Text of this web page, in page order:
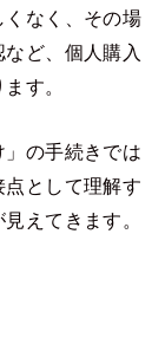
くなく、その場
ど、個人購入
す。
の手続きでは
として理解す
えてきます。